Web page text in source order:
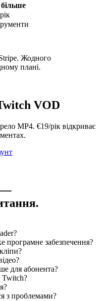
Жодного
плані.
VOD
MP4. €19/рік відкриває
—
програмне забезпечення?
для абонента?
Twitch?
з проблемами?